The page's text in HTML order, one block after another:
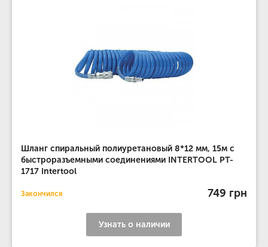
Шланг спиральный полиуретановый 8*12 мм, 15м с
быстроразъемными соединениями INTERTOOL PT-
1717 Intertool
Закончился 749 грн
Узнать о наличии